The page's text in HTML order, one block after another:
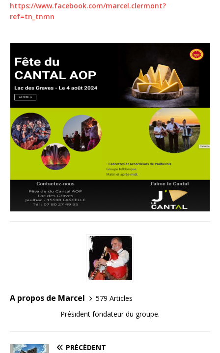
https://www.facebook.com/marcel.clermont?
ref=tn_tnmn
A propos de Marcel
579 Articles
Président fondateur du groupe.
PRÉCÉDENT